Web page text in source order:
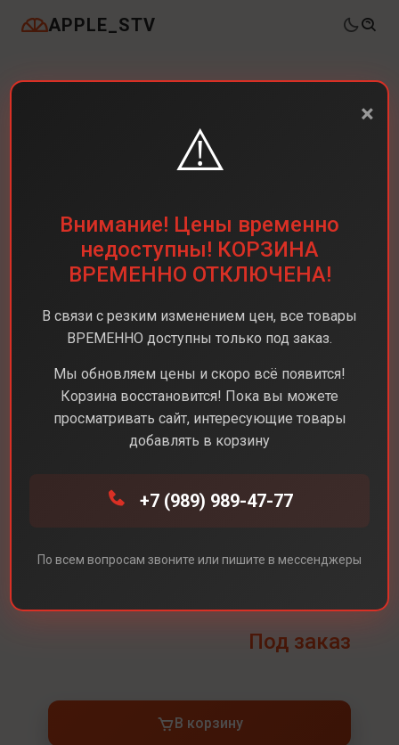
APPLE_STV
sports BT speaker
Под заказ
В корзину
×
⚠️
Внимание! Цены временно
недоступны! КОРЗИНА
ВРЕМЕННО ОТКЛЮЧЕНА!
В связи с резким изменением цен, все товары
ВРЕМЕННО доступны только под заказ.
Мы обновляем цены и скоро всё появится!
Корзина восстановится! Пока вы можете
просматривать сайт, интересующие товары
добавлять в корзину
+7 (989) 989-47-77
По всем вопросам звоните или пишите в мессенджеры